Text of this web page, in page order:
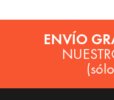
ENVÍO